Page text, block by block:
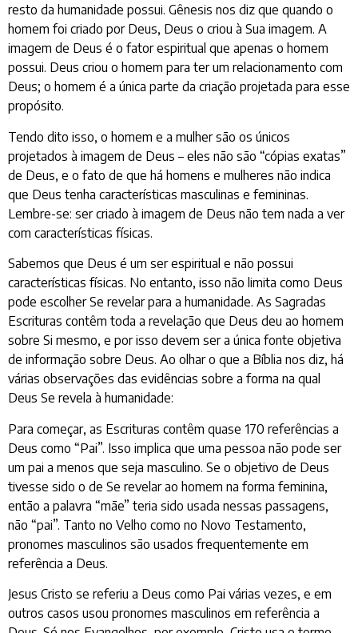
resto da humanidade possui. Gênesis nos diz que quando o
homem foi criado por Deus, Deus o criou à Sua imagem. A
imagem de Deus é o fator espiritual que apenas o homem
possui. Deus criou o homem para ter um relacionamento com
Deus; o homem é a única parte da criação projetada para esse
propósito.
Tendo dito isso, o homem e a mulher são os únicos
projetados à imagem de Deus – eles não são “cópias exatas”
de Deus, e o fato de que há homens e mulheres não indica
que Deus tenha características masculinas e femininas.
Lembre-se: ser criado à imagem de Deus não tem nada a ver
com características físicas.
Sabemos que Deus é um ser espiritual e não possui
características físicas. No entanto, isso não limita como Deus
pode escolher Se revelar para a humanidade. As Sagradas
Escrituras contêm toda a revelação que Deus deu ao homem
sobre Si mesmo, e por isso devem ser a única fonte objetiva
de informação sobre Deus. Ao olhar o que a Bíblia nos diz, há
várias observações das evidências sobre a forma na qual
Deus Se revela à humanidade:
Para começar, as Escrituras contêm quase 170 referências a
Deus como “Pai”. Isso implica que uma pessoa não pode ser
um pai a menos que seja masculino. Se o objetivo de Deus
tivesse sido o de Se revelar ao homem na forma feminina,
então a palavra “mãe” teria sido usada nessas passagens,
não “pai”. Tanto no Velho como no Novo Testamento,
pronomes masculinos são usados frequentemente em
referência a Deus.
Jesus Cristo se referiu a Deus como Pai várias vezes, e em
outros casos usou pronomes masculinos em referência a